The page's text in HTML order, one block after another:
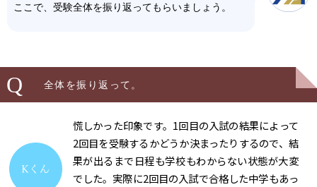
ここで、受験全体を振り返ってもらいましょう。
Q 全体を振り返って。
慌しかった印象です。1回目の入試の結果によって
2回目を受験するかどうか決まったりするので、結
果が出るまで日程も学校もわからない状態が大変
でした。実際に2回目の入試で合格した中学もあっ